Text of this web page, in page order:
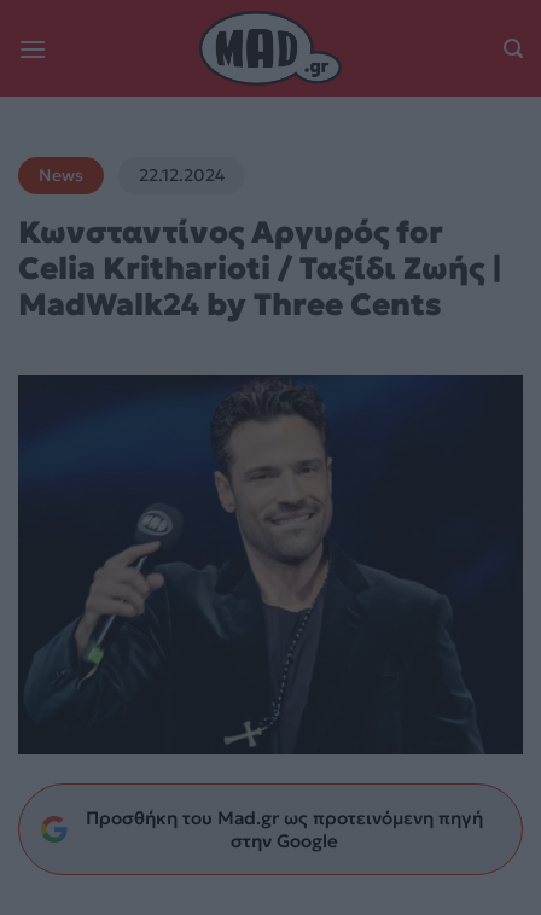
News 22.12.2024
Κωνσταντίνος Αργυρός for
Celia Kritharioti / Ταξίδι Ζωής |
MadWalk24 by Three Cents
Προσθήκη του Mad.gr ως προτεινόμενη πηγή
στην Google